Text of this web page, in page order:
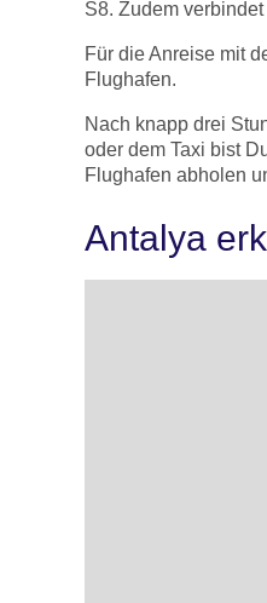
S8. Zudem
Für die Anreise mit
Flughafen.
Nach knapp drei
oder dem Taxi bist
Flughafen abholen
Antalya